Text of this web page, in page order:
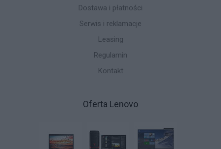
Dostawa i płatności
Serwis i reklamacje
Leasing
Regulamin
Kontakt
Oferta Lenovo